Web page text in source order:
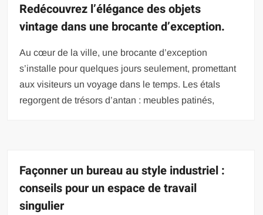
Redécouvrez l’élégance des objets
vintage dans une brocante d’exception.
Au cœur de la ville, une brocante d’exception
s’installe pour quelques jours seulement, promettant
aux visiteurs un voyage dans le temps. Les étals
regorgent de trésors d’antan : meubles patinés,
Façonner un bureau au style industriel :
conseils pour un espace de travail
singulier